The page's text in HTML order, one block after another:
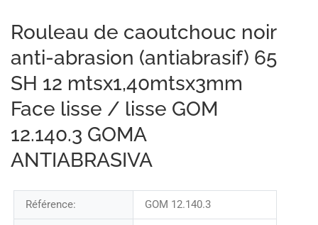
Rouleau de caoutchouc noir
anti-abrasion (antiabrasif) 65
SH 12 mtsx1,40mtsx3mm
Face lisse / lisse GOM
12.140.3 GOMA
ANTIABRASIVA
Référence: GOM 12.140.3